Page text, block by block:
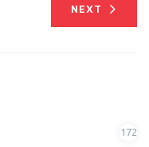
NEXT
172